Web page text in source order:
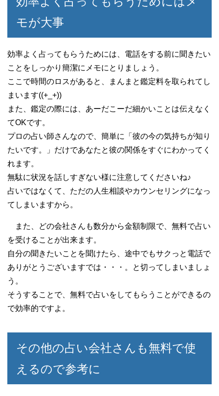
モが大事
効率よく占ってもらうためには、電話をする前に聞きたい
ことをしっかり簡潔にメモにとりましょう。
ここで時間のロスがあると、まんまと鑑定料を取られてし
まいます((+_+))
また、鑑定の際には、あーだこーだ細かいことは伝えなく
てOKです。
プロの占い師さんなので、簡単に「彼の今の気持ちが知り
たいです。」だけであなたと彼の関係をすぐにわかってく
れます。
無駄に状況を話しすぎない様に注意してくださいね♪
占いではなくて、ただの人生相談やカウンセリングになっ
てしまいますから。
また、どの会社さんも数分から金額制限で、無料で占い
を受けることが出来ます。
自分の聞きたいことを聞けたら、途中でもサクっと電話で
ありがとうございますでは・・・。と切ってしまいましょ
う。
そうすることで、無料で占いをしてもらうことができるの
で効率的ですよ。
その他の占い会社さんも無料で使
えるので参考に